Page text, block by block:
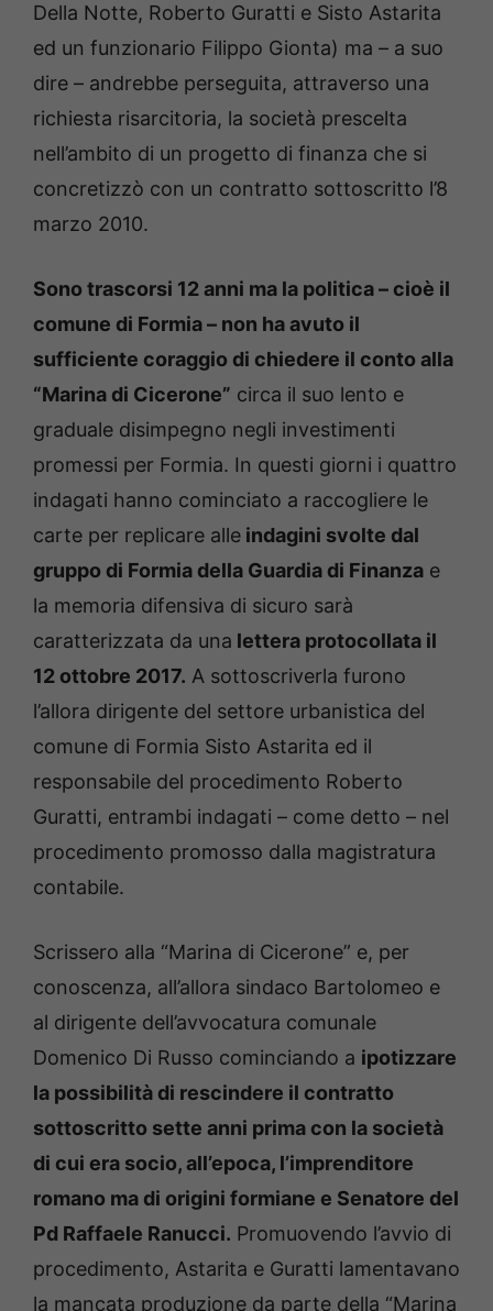
Della Notte, Roberto Guratti e Sisto Astarita
ed un funzionario Filippo Gionta) ma – a suo
dire – andrebbe perseguita, attraverso una
richiesta risarcitoria, la società prescelta
nell’ambito di un progetto di finanza che si
concretizzò con un contratto sottoscritto l’8
marzo 2010.
Sono trascorsi 12 anni ma la politica – cioè il
comune di Formia – non ha avuto il
sufficiente coraggio di chiedere il conto alla
“Marina di Cicerone” circa il suo lento e
graduale disimpegno negli investimenti
promessi per Formia. In questi giorni i quattro
indagati hanno cominciato a raccogliere le
carte per replicare alle indagini svolte dal
gruppo di Formia della Guardia di Finanza e
la memoria difensiva di sicuro sarà
caratterizzata da una lettera protocollata il
12 ottobre 2017. A sottoscriverla furono
l’allora dirigente del settore urbanistica del
comune di Formia Sisto Astarita ed il
responsabile del procedimento Roberto
Guratti, entrambi indagati – come detto – nel
procedimento promosso dalla magistratura
contabile.
Scrissero alla “Marina di Cicerone” e, per
conoscenza, all’allora sindaco Bartolomeo e
al dirigente dell’avvocatura comunale
Domenico Di Russo cominciando a ipotizzare
la possibilità di rescindere il contratto
sottoscritto sette anni prima con la società
di cui era socio, all’epoca, l’imprenditore
romano ma di origini formiane e Senatore del
Pd Raffaele Ranucci. Promuovendo l’avvio di
procedimento, Astarita e Guratti lamentavano
la mancata produzione da parte della “Marina